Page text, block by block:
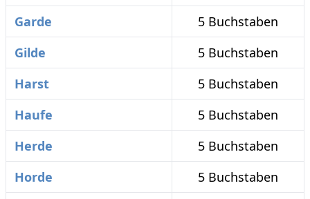
Garde
5 Buchstaben
Gilde
5 Buchstaben
Harst
5 Buchstaben
Haufe
5 Buchstaben
Herde
5 Buchstaben
Horde
5 Buchstaben